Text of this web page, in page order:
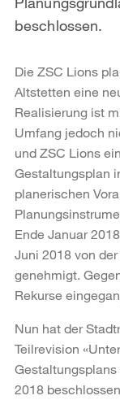
beschlossen.
Die ZSC Lions
Altstetten eine
Realisierung ist
Umfang jedoch
und ZSC Lions
Gestaltungsplan
planerischen
Ende Januar
Juni 2018 von
genehmigt.
Rekurse
Nun hat der
Teilrevision
Gestaltungsplans
2018